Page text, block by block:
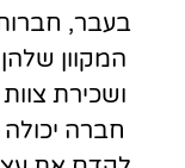
בעבר, חברות
המקוון
ושכירת
חברה